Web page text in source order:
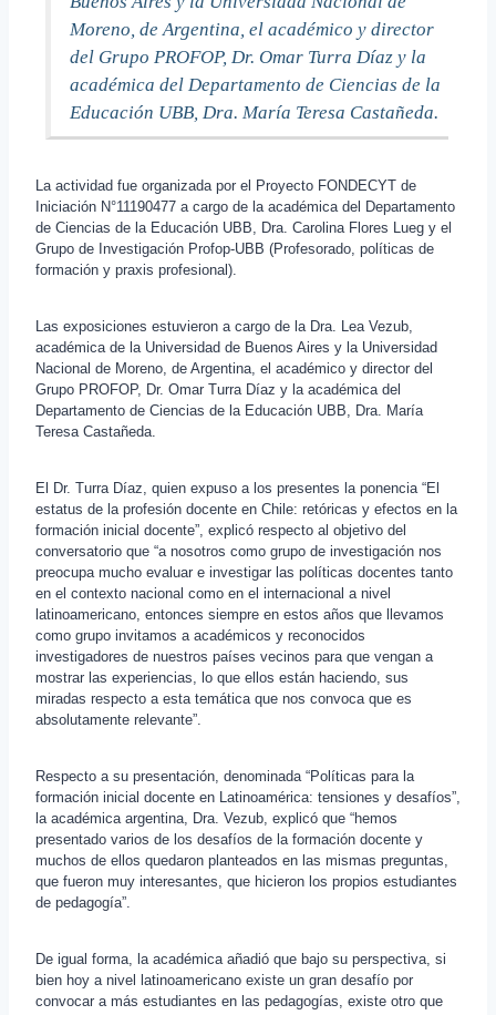
Moreno, de Argentina, el académico y director
del Grupo PROFOP, Dr. Omar Turra Díaz y la
académica del Departamento de Ciencias de la
Educación UBB, Dra. María Teresa Castañeda.
La actividad fue organizada por el Proyecto FONDECYT de
Iniciación N°11190477 a cargo de la académica del Departamento
de Ciencias de la Educación UBB, Dra. Carolina Flores Lueg y el
Grupo de Investigación Profop-UBB (Profesorado, políticas de
formación y praxis profesional).
Las exposiciones estuvieron a cargo de la Dra. Lea Vezub,
académica de la Universidad de Buenos Aires y la Universidad
Nacional de Moreno, de Argentina, el académico y director del
Grupo PROFOP, Dr. Omar Turra Díaz y la académica del
Departamento de Ciencias de la Educación UBB, Dra. María
Teresa Castañeda.
El Dr. Turra Díaz, quien expuso a los presentes la ponencia “El
estatus de la profesión docente en Chile: retóricas y efectos en la
formación inicial docente”, explicó respecto al objetivo del
conversatorio que “a nosotros como grupo de investigación nos
preocupa mucho evaluar e investigar las políticas docentes tanto
en el contexto nacional como en el internacional a nivel
latinoamericano, entonces siempre en estos años que llevamos
como grupo invitamos a académicos y reconocidos
investigadores de nuestros países vecinos para que vengan a
mostrar las experiencias, lo que ellos están haciendo, sus
miradas respecto a esta temática que nos convoca que es
absolutamente relevante”.
Respecto a su presentación, denominada “Políticas para la
formación inicial docente en Latinoamérica: tensiones y desafíos”,
la académica argentina, Dra. Vezub, explicó que “hemos
presentado varios de los desafíos de la formación docente y
muchos de ellos quedaron planteados en las mismas preguntas,
que fueron muy interesantes, que hicieron los propios estudiantes
de pedagogía”.
De igual forma, la académica añadió que bajo su perspectiva, si
bien hoy a nivel latinoamericano existe un gran desafío por
convocar a más estudiantes en las pedagogías, existe otro que